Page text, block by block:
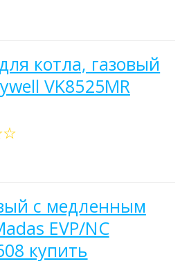
котла, газовый
VK8525MR
с медленным
EVP/NС
купить